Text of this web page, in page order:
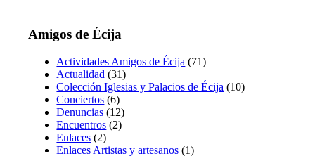
Amigos de Écija
Actividades Amigos de Écija (71)
Actualidad (31)
Colección Iglesias y Palacios de Écija (10)
Conciertos (6)
Denuncias (12)
Encuentros (2)
Enlaces (2)
Enlaces Artistas y artesanos (1)